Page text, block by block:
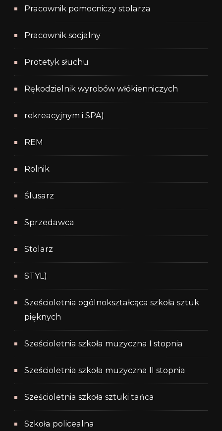
Pracownik pomocniczy stolarza
Pracownik socjalny
Protetyk słuchu
Rękodzielnik wyrobów włókienniczych
rekreacyjnym i SPA)
REM
Rolnik
Ślusarz
Sprzedawca
Stolarz
STYL)
Sześcioletnia ogólnokształcąca szkoła sztuk
pięknych
Sześcioletnia szkoła muzyczna I stopnia
Sześcioletnia szkoła muzyczna II stopnia
Sześcioletnia szkoła sztuki tańca
Szkoła policealna